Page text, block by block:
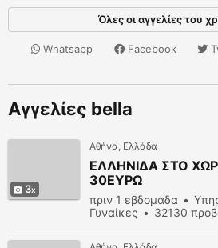
Όλες οι αγγελίες του
Whatsapp Facebook
Αγγελίες bella
3
Αθήνα, Ελλάδα
ΕΛΛΗΝΙΔΑ ΣΤΟ
30ΕΥΡΩ
πριν 1 εβδομάδα
Γυναίκες
32130